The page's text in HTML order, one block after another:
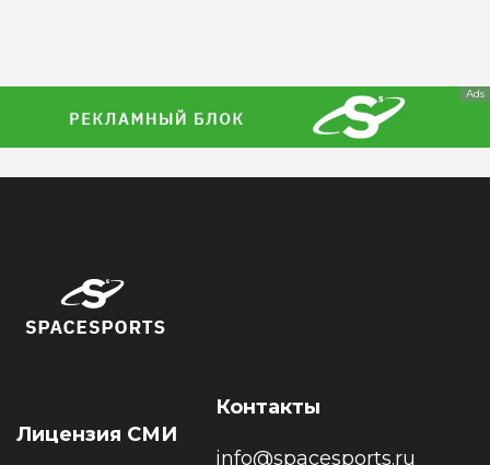
Ads
Лицензия СМИ
Контакты
info@spacesports.ru